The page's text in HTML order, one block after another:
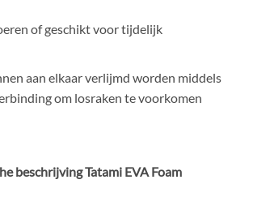
of geschikt voor tijdelijk
aan elkaar verlijmd worden middels
om losraken te voorkomen
beschrijving Tatami EVA Foam